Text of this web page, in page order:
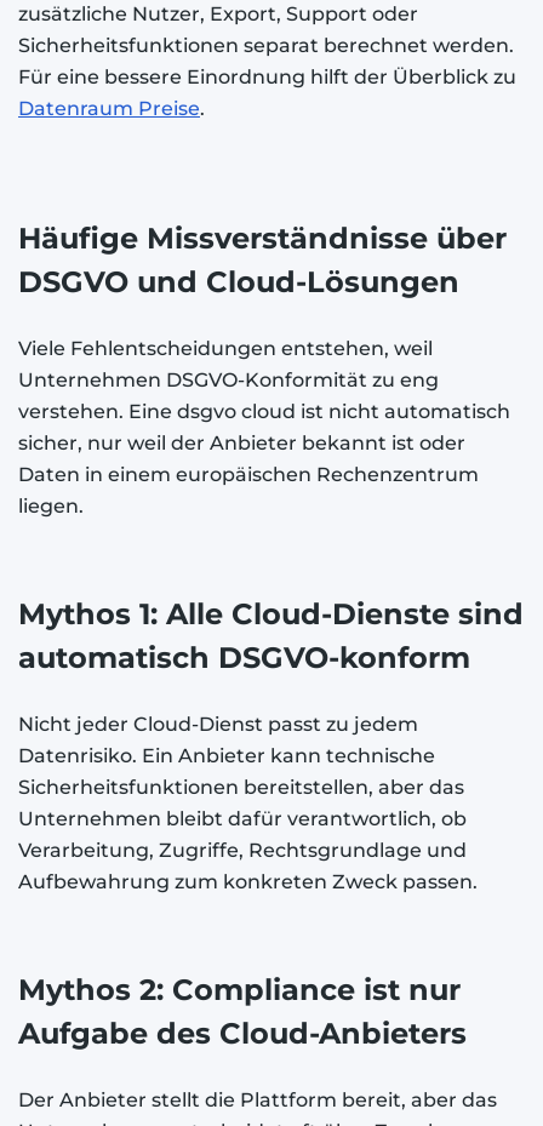
zusätzliche Nutzer, Export, Support oder
Sicherheitsfunktionen separat berechnet werden.
Für eine bessere Einordnung hilft der Überblick zu
Datenraum Preise.
Häufige Missverständnisse über
DSGVO und Cloud-Lösungen
Viele Fehlentscheidungen entstehen, weil
Unternehmen DSGVO-Konformität zu eng
verstehen. Eine dsgvo cloud ist nicht automatisch
sicher, nur weil der Anbieter bekannt ist oder
Daten in einem europäischen Rechenzentrum
liegen.
Mythos 1: Alle Cloud-Dienste sind
automatisch DSGVO-konform
Nicht jeder Cloud-Dienst passt zu jedem
Datenrisiko. Ein Anbieter kann technische
Sicherheitsfunktionen bereitstellen, aber das
Unternehmen bleibt dafür verantwortlich, ob
Verarbeitung, Zugriffe, Rechtsgrundlage und
Aufbewahrung zum konkreten Zweck passen.
Mythos 2: Compliance ist nur
Aufgabe des Cloud-Anbieters
Der Anbieter stellt die Plattform bereit, aber das